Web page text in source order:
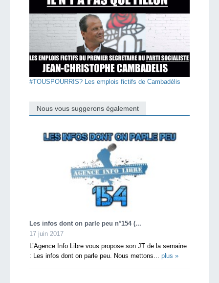
#TOUSPOURRIS? Les emplois fictifs de Cambadélis
Nous vous suggerons également
Les infos dont on parle peu n°154 (...
17 juin 2017
L’Agence Info Libre vous propose son JT de la semaine
: Les infos dont on parle peu. Nous mettons... plus »